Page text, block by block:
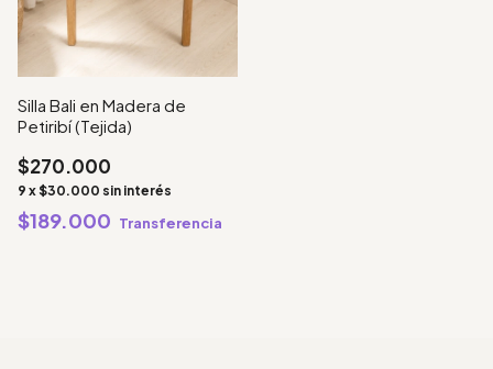
Silla Bali en Madera de
Petiribí (Tejida)
$270.000
9 x$30.000 sin interés
$189.000 Transferencia